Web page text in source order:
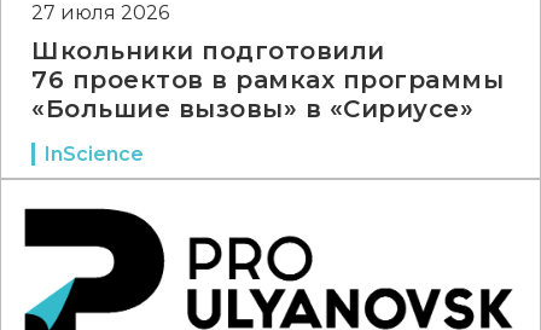
27 июля 2026
Школьники подготовили
76 проектов в рамках программы
«Большие вызовы» в «Сириусе»
InScience